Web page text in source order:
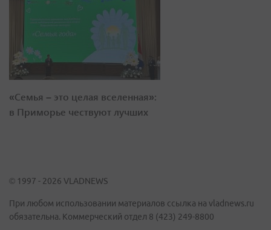
«Семья – это целая вселенная»:
в Приморье чествуют лучших
© 1997 - 2026 VLADNEWS
При любом использовании материалов ссылка на vladnews.ru
обязательна. Коммерческий отдел 8 (423) 249-8800